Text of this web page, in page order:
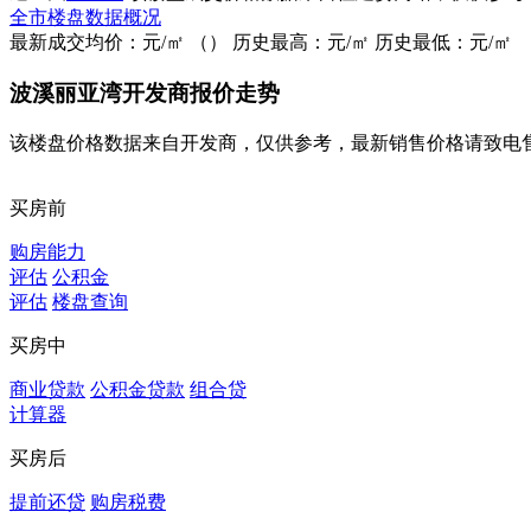
全市楼盘数据概况
最新成交均价： 元/㎡ （ ） 历史最高： 元/㎡ 历史最低： 元/㎡
波溪丽亚湾开发商报价走势
该楼盘价格数据来自开发商，仅供参考，最新销售价格请致电
买房前
购房能力
评估 公积金
评估 楼盘查询
买房中
商业贷款 公积金贷款 组合贷
计算器
买房后
提前还贷 购房税费